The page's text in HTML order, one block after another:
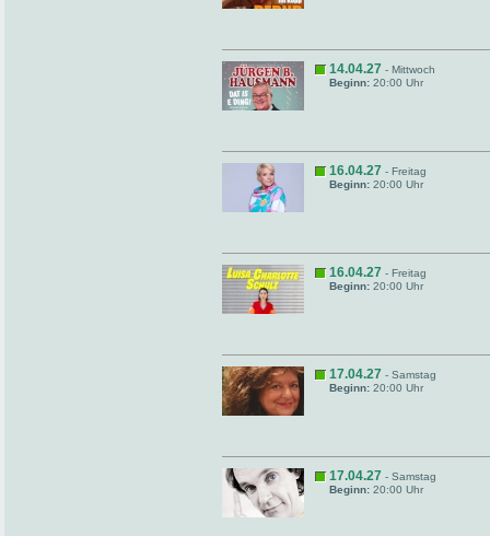
14.04.27 - Mittwoch
Beginn: 20:00 Uhr
16.04.27 - Freitag
Beginn: 20:00 Uhr
16.04.27 - Freitag
Beginn: 20:00 Uhr
17.04.27 - Samstag
Beginn: 20:00 Uhr
17.04.27 - Samstag
Beginn: 20:00 Uhr